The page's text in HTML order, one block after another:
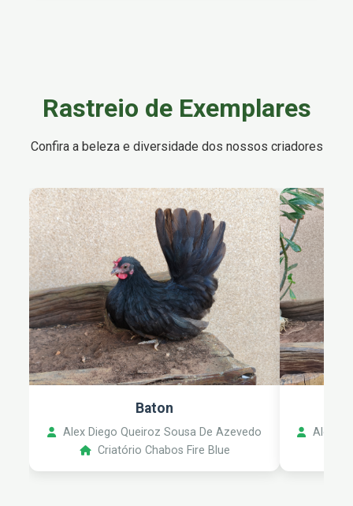
Rastreio de Exemplares
Confira a beleza e diversidade dos nossos criadores
Baton
Alex Diego Queiroz Sousa De Azevedo
Criatório Chabos Fire Blue
Alex